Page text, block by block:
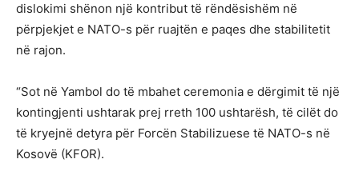
dislokimi shënon një kontribut të rëndësishëm në
përpjekjet e NATO-s për ruajtën e paqes dhe stabilitetit
në rajon.
“Sot në Yambol do të mbahet ceremonia e dërgimit të një
kontingjenti ushtarak prej rreth 100 ushtarësh, të cilët do
të kryejnë detyra për Forcën Stabilizuese të NATO-s në
Kosovë (KFOR).